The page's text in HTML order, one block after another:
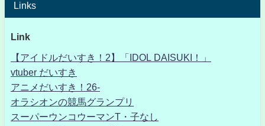
Links
Link
【アイドルだいすき！2】「IDOL DAISUKI！」
vtuber だいすき
アニメだいすき！26-
オラシオンの競馬グランプリ
スーパーウンコウーマンT・子なし